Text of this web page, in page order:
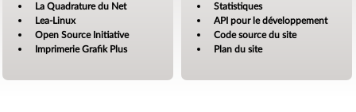
La Quadrature du Net
Lea-Linux
Open Source Initiative
Imprimerie Grafik Plus
Statistiques
API pour le développement
Code source du site
Plan du site